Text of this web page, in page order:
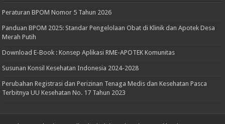
Peraturan BPOM Nomor 5 Tahun 2026
Panduan BPOM 2025: Standar Pengelolaan Obat di Klinik dan Apotek Desa
Merah Putih
Download E-Book : Konsep Aplikasi RME-APOTEK Komunitas
Susunan Konsil Kesehatan Indonesia 2024-2028
Perubahan Registrasi dan Perizinan Tenaga Medis dan Kesehatan Pasca
Terbitnya UU Kesehatan No. 17 Tahun 2023